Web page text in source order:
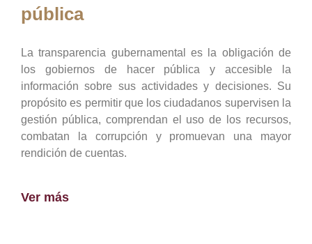
pública
La transparencia gubernamental es la obligación de
los gobiernos de hacer pública y accesible la
información sobre sus actividades y decisiones. Su
propósito es permitir que los ciudadanos supervisen la
gestión pública, comprendan el uso de los recursos,
combatan la corrupción y promuevan una mayor
rendición de cuentas.
Ver más